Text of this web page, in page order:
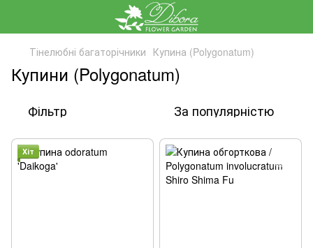
Тінелюбні багаторічники Купина (Polygonatum)
Купини (Polygonatum)
Фільтр За популярністю
Хіт